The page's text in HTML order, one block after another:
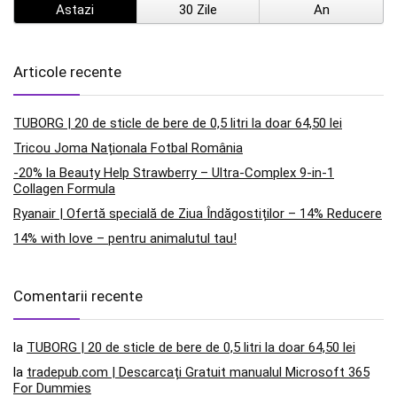
Astazi 30 Zile An
Articole recente
TUBORG | 20 de sticle de bere de 0,5 litri la doar 64,50 lei
Tricou Joma Naționala Fotbal România
-20% la Beauty Help Strawberry – Ultra-Complex 9-in-1
Collagen Formula
Ryanair | Ofertă specială de Ziua Îndăgostiților – 14% Reducere
14% with love – pentru animalutul tau!
Comentarii recente
la TUBORG | 20 de sticle de bere de 0,5 litri la doar 64,50 lei
la tradepub.com | Descarcați Gratuit manualul Microsoft 365
For Dummies